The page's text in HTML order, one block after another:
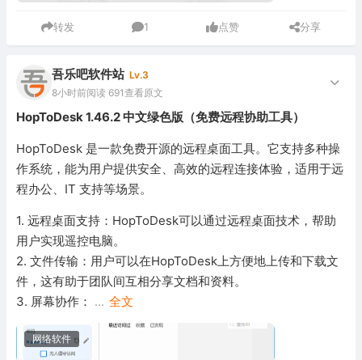
转发 1 点赞 分享
吾乐吧软件站 Lv.3
8小时前阅读 691查看原文
HopToDesk 1.46.2 中文绿色版（免费远程协助工具）
HopToDesk 是一款免费开源的远程桌面工具。它支持多种操
作系统，能为用户提供安全、高效的远程连接体验，适用于远
程办公、IT 支持等场景。
1. 远程桌面支持：HopToDesk可以通过远程桌面技术，帮助
用户实现遥控电脑。
2. 文件传输：用户可以在HopToDesk上方便地上传和下载文
件，这有助于团队间互相分享文档和资料。
3. 屏幕协作： ... 全文
网络软件